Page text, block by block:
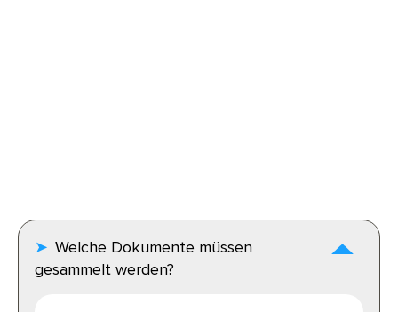
Welche Dokumente müssen
gesammelt werden?